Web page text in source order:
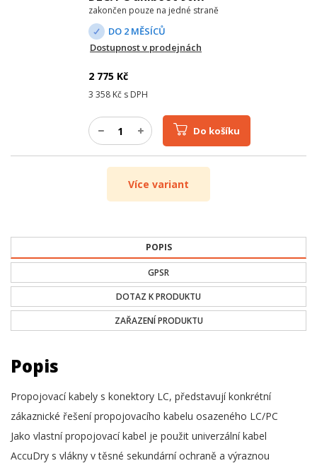
zakončen pouze na jedné straně
DO 2 MĚSÍCŮ
Dostupnost v prodejnách
2 775 Kč
3 358 Kč s DPH
Do košíku
Více variant
POPIS
GPSR
DOTAZ K PRODUKTU
ZAŘAZENÍ PRODUKTU
Popis
Propojovací kabely s konektory LC, představují konkrétní
zákaznické řešení propojovacího kabelu osazeného LC/PC
Jako vlastní propojovací kabel je použit univerzální kabel
AccuDry s vlákny v těsné sekundární ochraně a výraznou